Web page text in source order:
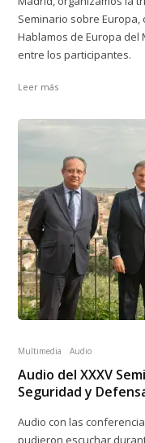
Seminario sobre
Hablamos de Europa del
entre los participantes.
Leer más
Multimedia Audio
Audio del XXXV
Seguridad y
Audio con las
pudieron escuchar